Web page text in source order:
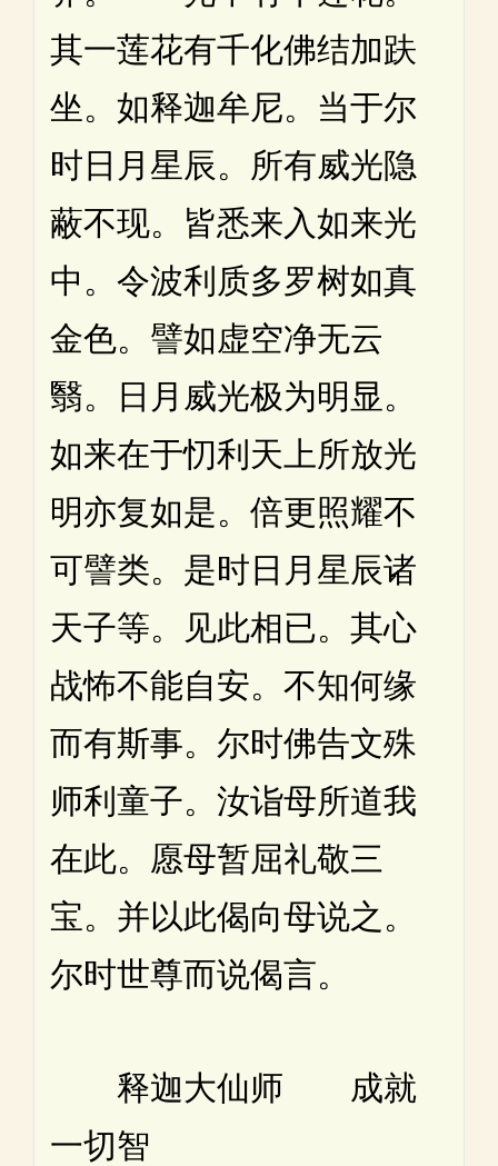
其一莲花有千化佛结加趺
坐。如释迦牟尼。当于尔
时日月星辰。所有威光隐
蔽不现。皆悉来入如来光
中。令波利质多罗树如真
金色。譬如虚空净无云
翳。日月威光极为明显。
如来在于忉利天上所放光
明亦复如是。倍更照耀不
可譬类。是时日月星辰诸
天子等。见此相已。其心
战怖不能自安。不知何缘
而有斯事。尔时佛告文殊
师利童子。汝诣母所道我
在此。愿母暂屈礼敬三
宝。并以此偈向母说之。
尔时世尊而说偈言。
释迦大仙师 成就
一切智